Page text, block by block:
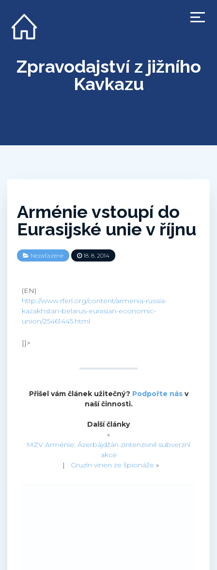
Zpravodajství z jižního
Kavkazu
Arménie vstoupí do
Eurasijské unie v říjnu
Nezařazené 18. 8. 2014
(EN)
http://www.rferl.org/content/armenia-russia-
kazakhstan-belarus-eurasian-economic-
union/25461445.html
]]>
Přišel vám článek užitečný? Podpořte násv
naší činnosti.
Další články
«
MZV Arménie: Ázerbájdžán zintenzivnil subverzní
akce
| Gruzín vinen ze špionáže »